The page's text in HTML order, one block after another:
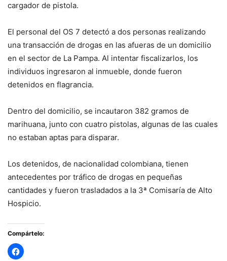
cargador de pistola.
El personal del OS 7 detectó a dos personas realizando
una transacción de drogas en las afueras de un domicilio
en el sector de La Pampa. Al intentar fiscalizarlos, los
individuos ingresaron al inmueble, donde fueron
detenidos en flagrancia.
Dentro del domicilio, se incautaron 382 gramos de
marihuana, junto con cuatro pistolas, algunas de las cuales
no estaban aptas para disparar.
Los detenidos, de nacionalidad colombiana, tienen
antecedentes por tráfico de drogas en pequeñas
cantidades y fueron trasladados a la 3ª Comisaría de Alto
Hospicio.
Compártelo: